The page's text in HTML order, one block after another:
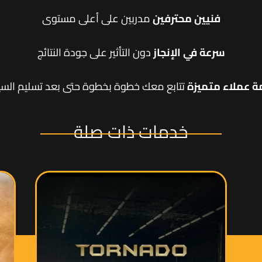
فنيين محترفينمدربين على أعلى مستوى
سرعة في الإنجازدون التأثير على جودة النتائج
عملاء متميزةتتابع معك خطوة بخطوة حتى بعد تسليم
خدمات ذات صلة